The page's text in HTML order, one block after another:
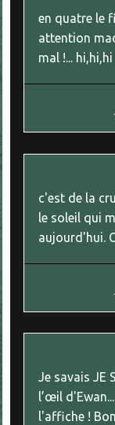
en quatre le
attention
mal !...
c'est de la
le soleil qui
aujourd'hui.
Je savais JE
l’œil
l'affiche !